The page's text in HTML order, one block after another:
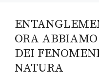
ORA
DEI
NATURA